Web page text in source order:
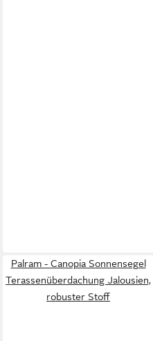
Palram - Canopia Sonnensegel
Terassenüberdachung Jalousien,
robuster Stoff